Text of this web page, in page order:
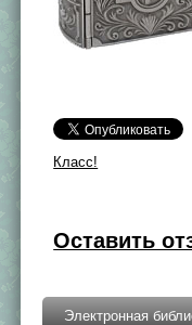
Класс!
Оставить
Электронная